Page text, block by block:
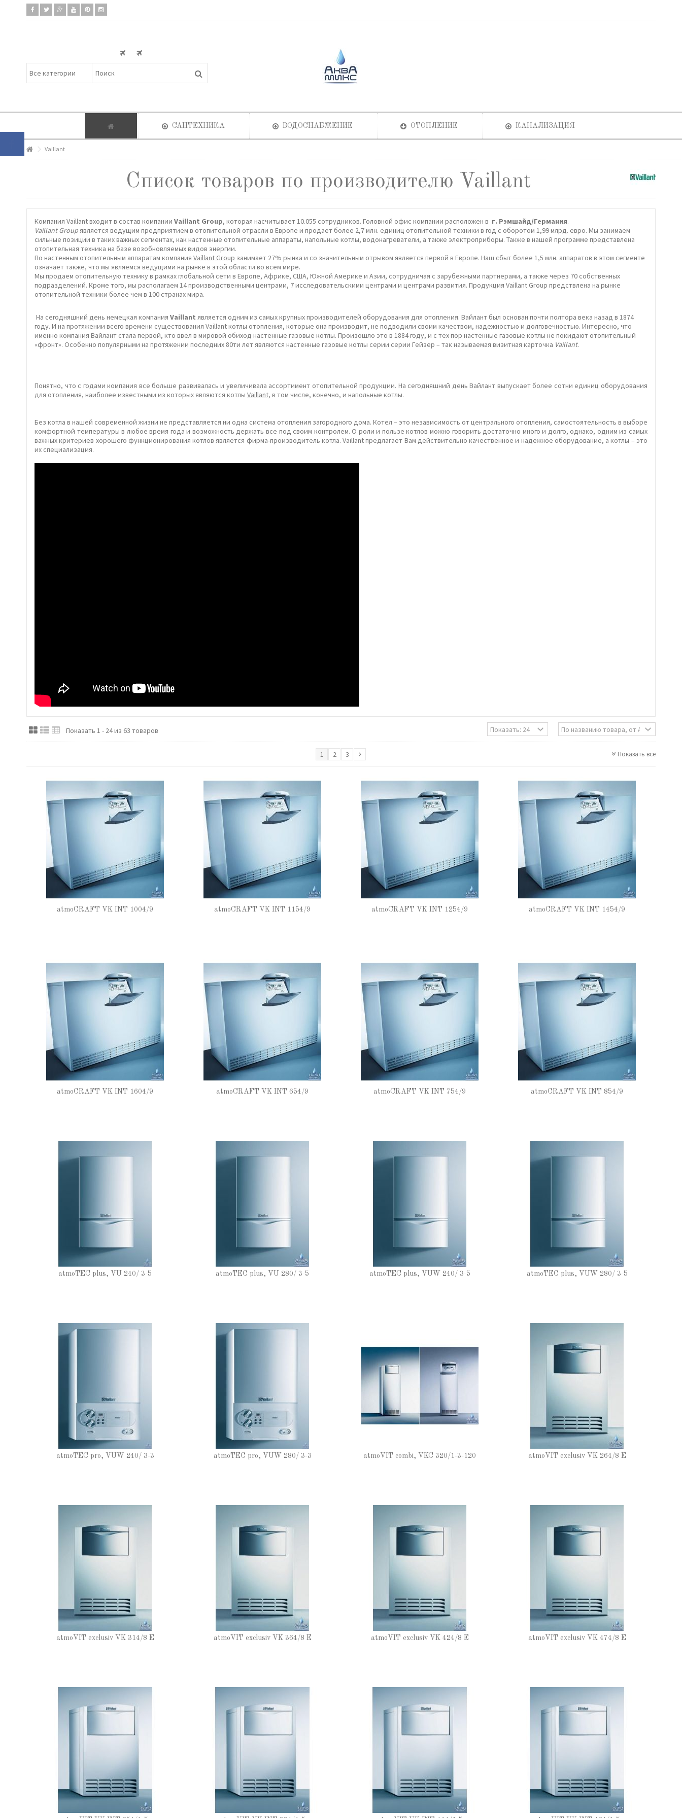
САНТЕХНИКА ВОДОСНАБЖЕНИЕ ОТОПЛЕНИЕ КАНАЛИЗАЦИЯ
Vaillant
Список товаров по производителю Vaillant
Компания Vaillant входит в состав компании Vaillant Group, которая насчитывает 10.055 сотрудников. Головной офис компании расположен в г. Рэмшайд/Германия.
Vaillant Groupявляется ведущим предприятием в отопительной отрасли в Европе и продает более 2,7 млн. единиц отопительной техники в год с оборотом 1,99 млрд. евро. Мы занимаем
сильные позиции в таких важных сегментах, как настенные отопительные аппараты, напольные котлы, водонагреватели, а также электроприборы. Также в нашей программе представлена
отопительная техника на базе возобновляемых видов энергии.
По настенным отопительным аппаратам компания Vaillant Group занимает 27% рынка и со значительным отрывом является первой в Европе. Наш сбыт более 1,5 млн. аппаратов в этом сегменте
означает также, что мы являемся ведущими на рынке в этой области во всем мире.
Мы продаем отопительную технику в рамках глобальной сети в Европе, Африке, США, Южной Америке и Азии, сотрудничая с зарубежными партнерами, а также через 70 собственных
подразделений. Кроме того, мы располагаем 14 производственными центрами, 7 исследовательскими центрами и центрами развития. Продукция Vaillant Group предствлена на рынке
отопительной техники более чем в 100 странах мира.
На сегодняшний день немецкая компания Vaillant является одним из самых крупных производителей оборудования для отопления. Вайлант был основан почти полтора века назад в 1874
году. И на протяжении всего времени существования Vaillant котлы отопления, которые она производит, не подводили своим качеством, надежностью и долговечностью. Интересно, что
именно компания Вайлант стала первой, кто ввел в мировой обиход настенные газовые котлы. Произошло это в 1884 году, и с тех пор настенные газовые котлы не покидают отопительный
«фронт». Особенно популярными на протяжении последних 80ти лет являются настенные газовые котлы серии серии Гейзер – так называемая визитная карточка Vaillant.
Понятно, что с годами компания все больше развивалась и увеличивала ассортимент отопительной продукции. На сегодняшний день Вайлант выпускает более сотни единиц оборудования
для отопления, наиболее известными из которых являются котлы Vaillant, в том числе, конечно, и напольные котлы.
Без котла в нашей современной жизни не представляется ни одна система отопления загородного дома. Котел – это независимость от центрального отопления, самостоятельность в выборе
комфортной температуры в любое время года и возможность держать все под своим контролем. О роли и пользе котлов можно говорить достаточно много и долго, однако, одним из самых
важных критериев хорошего функционирования котлов является фирма-производитель котла. Vaillant предлагает Вам действительно качественное и надежное оборудование, а котлы – это
их специализация.
Показать 1 - 24 из 63 товаров
Показать все
1 2 3
atmoCRAFT VK INT 1004/9 atmoCRAFT VK INT 1154/9 atmoCRAFT VK INT 1254/9 atmoCRAFT VK INT 1454/9
atmoCRAFT VK INT 1604/9 atmoCRAFT VK INT 654/9 atmoCRAFT VK INT 754/9 atmoCRAFT VK INT 854/9
atmoTEC plus, VU 240/ 3-5 atmoTEC plus, VU 280/ 3-5 atmoTEC plus, VUW 240/ 3-5 atmoTEC plus, VUW 280/ 3-5
atmoTEC pro, VUW 240/ 3-3 atmoTEC pro, VUW 280/ 3-3 atmoVIT combi, VKC 320/1-3-120 atmoVIT exclusiv VK 264/8 E
atmoVIT exclusiv VK 314/8 E atmoVIT exclusiv VK 364/8 E atmoVIT exclusiv VK 424/8 E atmoVIT exclusiv VK 474/8 E